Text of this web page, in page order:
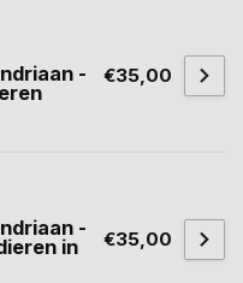
-
€35,00
-
in
€35,00